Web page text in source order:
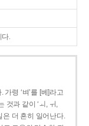
다.
령 ‘벼’를 [베]라고
것과 같이 ‘ㅚ, ㅟ,
은 더 흔히 일어난다.